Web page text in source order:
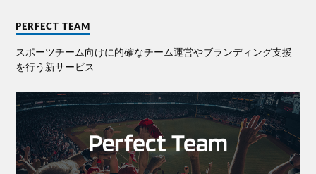
PERFECT TEAM
スポーツチーム向けに的確なチーム運営やブランディング⽀援
を⾏う新サービス